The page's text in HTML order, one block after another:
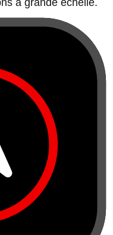
à grande échelle.